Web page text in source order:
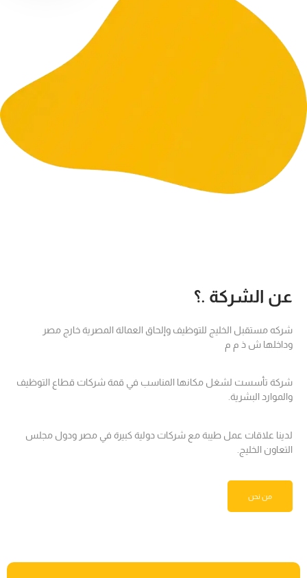
عن الشركة .؟
شركه مستقبل الخليج للتوظيف وإلحاق العمالة المصرية خارج مصر
وداخلها ش ذ م م
شركة تأسست لشغل مكانها المناسب في قمة شركات قطاع التوظيف
والموارد البشرية.
لدينا علاقات عمل طيبة مع شركات دولية كبيرة في مصر ودول مجلس
التعاون الخليج.
من نحن